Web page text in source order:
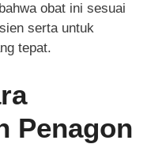
obat ini sesuai
serta untuk
tepat.
Penagon